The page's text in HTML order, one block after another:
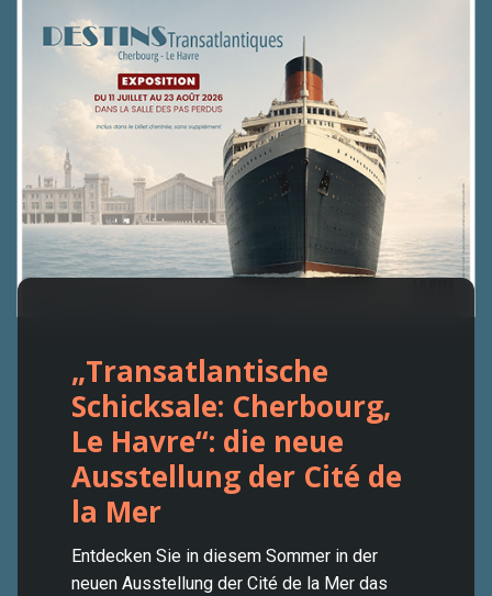
„Transatlantische
Schicksale: Cherbourg,
Le Havre“: die neue
Ausstellung der Cité de
la Mer
Entdecken Sie in diesem Sommer in der
neuen Ausstellung der Cité de la Mer das